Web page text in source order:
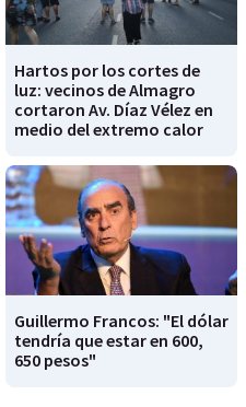
Hartos por los cortes de
luz: vecinos de Almagro
cortaron Av. Díaz Vélez en
medio del extremo calor
Guillermo Francos: "El dólar
tendría que estar en 600,
650 pesos"